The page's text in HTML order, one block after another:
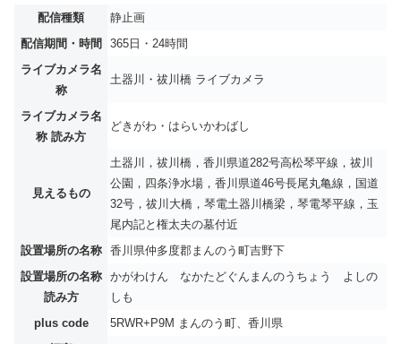
配信種類
静止画
配信期間・時間
365日・24時間
ライブカメラ名
称
土器川・祓川橋 ライブカメラ
ライブカメラ名
称 読み方
どきがわ・はらいかわばし
見えるもの
土器川，祓川橋，香川県道282号高松琴平線，祓川
公園，四条浄水場，香川県道46号長尾丸亀線，国道
32号，祓川大橋，琴電土器川橋梁，琴電琴平線，玉
尾内記と権太夫の墓付近
設置場所の名称
香川県仲多度郡まんのう町吉野下
設置場所の名称
読み方
かがわけん なかたどぐんまんのうちょう よしの
しも
plus code
5RWR+P9M まんのう町、香川県